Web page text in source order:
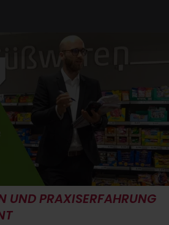
UND PRAXISERFAHRUNG